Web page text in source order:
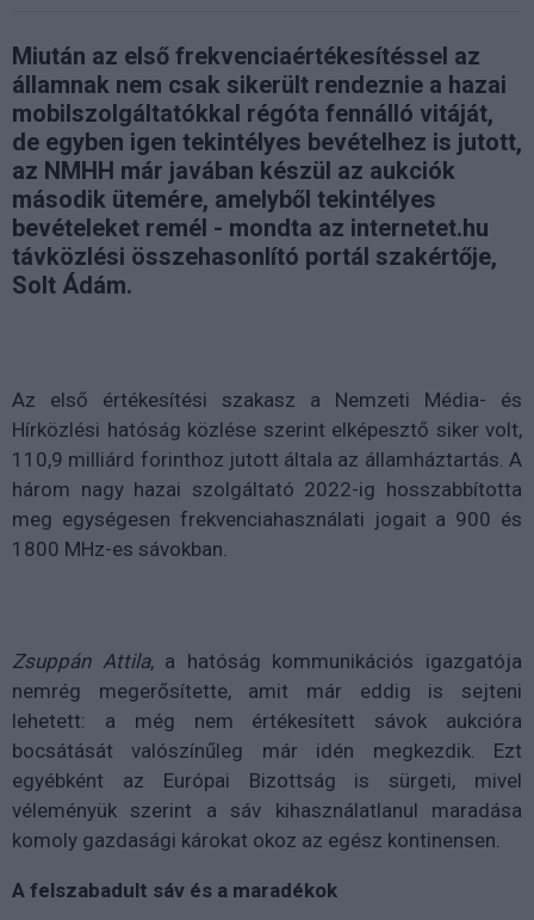
Miután az első frekvenciaértékesítéssel az
államnak nem csak sikerült rendeznie a hazai
mobilszolgáltatókkal régóta fennálló vitáját,
de egyben igen tekintélyes bevételhez is jutott,
az NMHH már javában készül az aukciók
második ütemére, amelyből tekintélyes
bevételeket remél - mondta az internetet.hu
távközlési összehasonlító portál szakértője,
Solt Ádám.
Az első értékesítési szakasz a Nemzeti Média- és
Hírközlési hatóság közlése szerint elképesztő siker volt,
110,9 milliárd forinthoz jutott általa az államháztartás. A
három nagy hazai szolgáltató 2022-ig hosszabbította
meg egységesen frekvenciahasználati jogait a 900 és
1800 MHz-es sávokban.
Zsuppán Attila, a hatóság kommunikációs igazgatója
nemrég megerősítette, amit már eddig is sejteni
lehetett: a még nem értékesített sávok aukcióra
bocsátását valószínűleg már idén megkezdik. Ezt
egyébként az Európai Bizottság is sürgeti, mivel
véleményük szerint a sáv kihasználatlanul maradása
komoly gazdasági károkat okoz az egész kontinensen.
A felszabadult sáv és a maradékok